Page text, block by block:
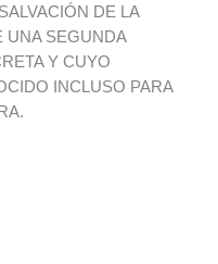
DE LA
UNA SEGUNDA
Y CUYO
INCLUSO PARA